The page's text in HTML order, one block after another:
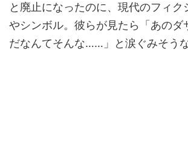
と廃止になったのに、現代のフィク
やシンボル。彼らが見たら「あのダ
だなんてそんな……」と涙ぐみそうな